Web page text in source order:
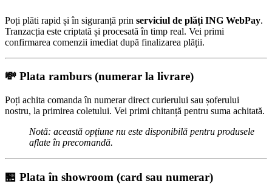
Poți plăti rapid și în siguranță prin serviciul de plăți ING WebPay.
Tranzacția este criptată și procesată în timp real. Vei primi
confirmarea comenzii imediat după finalizarea plății.
💸 Plata ramburs (numerar la livrare)
Poți achita comanda în numerar direct curierului sau șoferului
nostru, la primirea coletului. Vei primi chitanță pentru suma achitată.
Notă: această opțiune nu este disponibilă pentru produsele
aflate în precomandă.
🏪 Plata în showroom (card sau numerar)